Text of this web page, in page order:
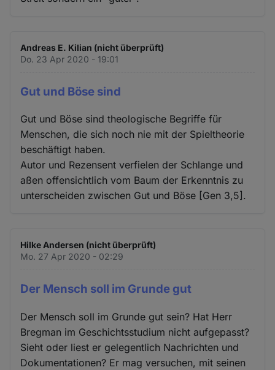
Andreas E. Kilian (nicht überprüft)
Do. 23 Apr 2020 - 19:01
Gut und Böse sind
Gut und Böse sind theologische Begriffe für
Menschen, die sich noch nie mit der Spieltheorie
beschäftigt haben.
Autor und Rezensent verfielen der Schlange und
aßen offensichtlich vom Baum der Erkenntnis zu
unterscheiden zwischen Gut und Böse [Gen 3,5].
Hilke Andersen (nicht überprüft)
Mo. 27 Apr 2020 - 02:29
Der Mensch soll im Grunde gut
Der Mensch soll im Grunde gut sein? Hat Herr
Bregman im Geschichtsstudium nicht aufgepasst?
Sieht oder liest er gelegentlich Nachrichten und
Dokumentationen? Er mag versuchen, mit seinen